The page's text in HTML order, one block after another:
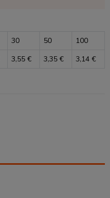
30 50
100
3,55 € 3,35 € 3,14 €